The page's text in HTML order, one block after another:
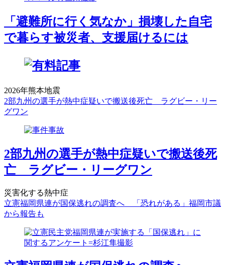
「避難所に行く気なか」損壊した自宅
で暮らす被災者、支援届けるには
2026年熊本地震
2部九州の選手が熱中症疑いで搬送後死亡 ラグビー・リー
グワン
2部九州の選手が熱中症疑いで搬送後死
亡 ラグビー・リーグワン
災害化する熱中症
立憲福岡県連が国保逃れの調査へ 「恐れがある」福岡市議
から報告も